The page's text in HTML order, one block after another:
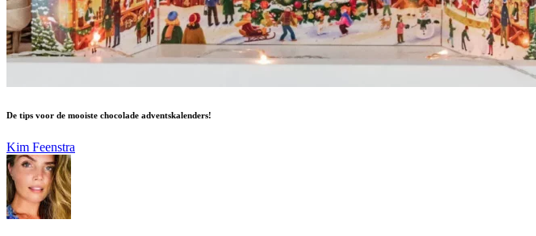
De tips voor de mooiste chocolade adventskalenders!
Kim Feenstra